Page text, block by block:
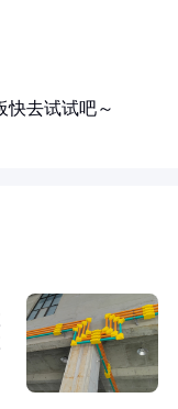
快去试试吧～